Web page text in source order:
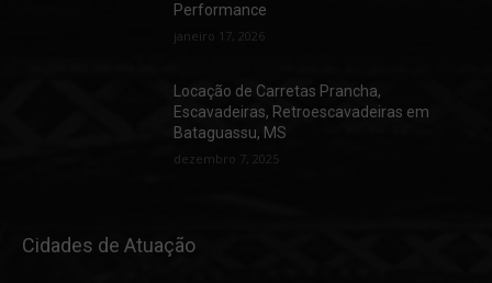
Performance
janeiro 17, 2026
Locação de Carretas Prancha,
Escavadeiras, Retroescavadeiras em
Bataguassu, MS
dezembro 7, 2025
Cidades de Atuação